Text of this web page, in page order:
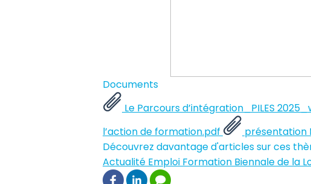
Documents
Le Parcours d’intégration_PILES
l’action de formation.pdf
présentation
Découvrez davantage d'articles sur ces
Actualité Emploi Formation Biennale de la